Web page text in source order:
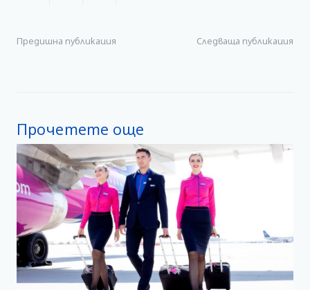
Предишна публикация Следваща публикация
Прочетете още